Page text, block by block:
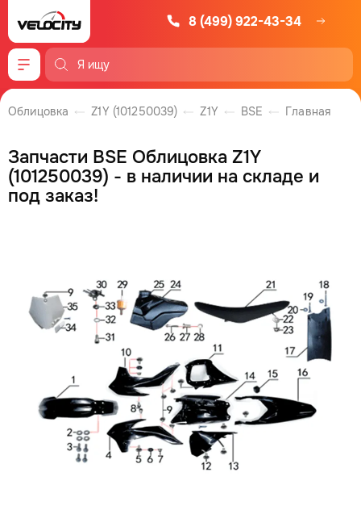
8 (499) 922-43-34
Меню
Главная
BSE
Z1Y
Z1Y (101250039)
Облицовка
Запчасти BSE Облицовка Z1Y
(101250039) - в наличии на складе и
под заказ!